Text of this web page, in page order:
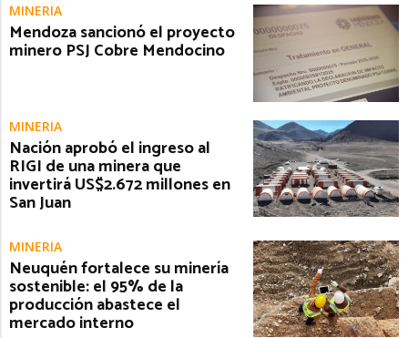
MINERÍA
Mendoza sancionó el proyecto
minero PSJ Cobre Mendocino
MINERÍA
Nación aprobó el ingreso al
RIGI de una minera que
invertirá US$2.672 millones en
San Juan
MINERÍA
Neuquén fortalece su minería
sostenible: el 95% de la
producción abastece el
mercado interno